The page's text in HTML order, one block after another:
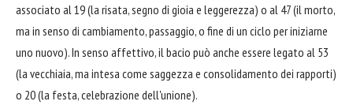
associato al 19 (la risata, segno di gioia e leggerezza) o al 47 (il morto,
ma in senso di cambiamento, passaggio, o fine di un ciclo per iniziarne
uno nuovo). In senso affettivo, il bacio può anche essere legato al 53
(la vecchiaia, ma intesa come saggezza e consolidamento dei rapporti)
o 20 (la festa, celebrazione dell'unione).